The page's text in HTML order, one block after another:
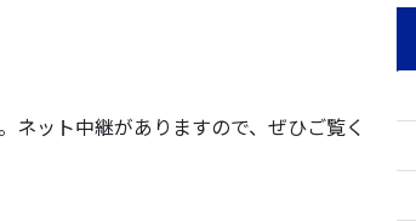
ネット中継がありますので、ぜひご覧く